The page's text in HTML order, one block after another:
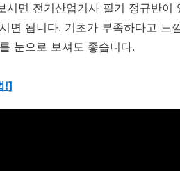
시면 전기산업기사 필기 정규반이
면 됩니다. 기초가 부족하다고 느
눈으로 보셔도 좋습니다.
!]